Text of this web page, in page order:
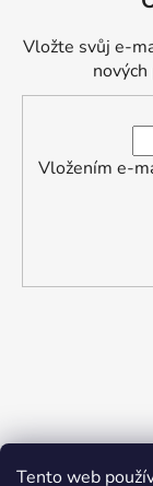
Tento web
Vložte svůj e-
Vložením e-